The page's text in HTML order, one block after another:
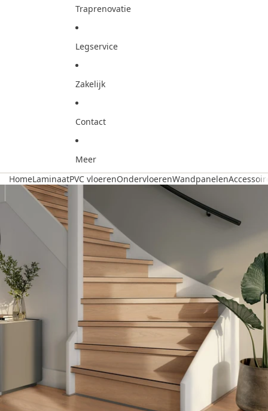
Traprenovatie
Legservice
Zakelijk
Contact
Meer
HomeLaminaatPVC vloerenOndervloerenWandpanelen
Ga direct naar de productinformatie